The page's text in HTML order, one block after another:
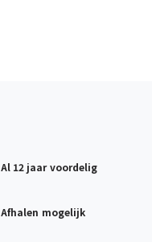
Al 12 jaar voordelig
Afhalen mogelijk